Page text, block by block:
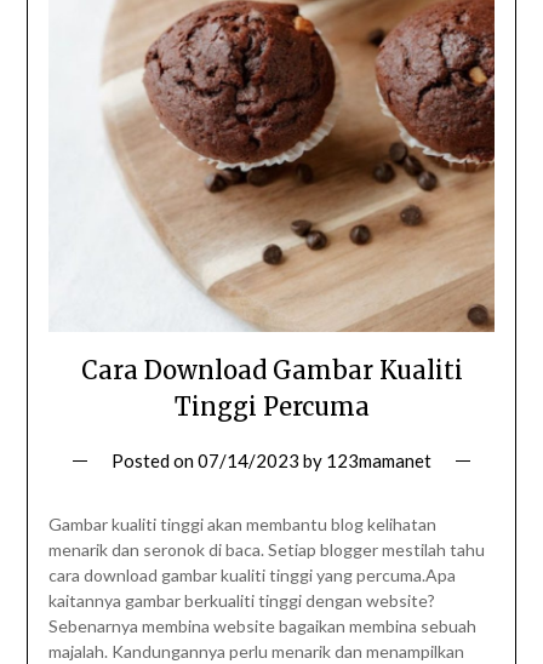
Cara Download Gambar Kualiti
Tinggi Percuma
Posted on07/14/2023 by 123mamanet
Gambar kualiti tinggi akan membantu blog kelihatan
menarik dan seronok di baca. Setiap blogger mestilah tahu
cara download gambar kualiti tinggi yang percuma.Apa
kaitannya gambar berkualiti tinggi dengan website?
Sebenarnya membina website bagaikan membina sebuah
majalah. Kandungannya perlu menarik dan menampilkan